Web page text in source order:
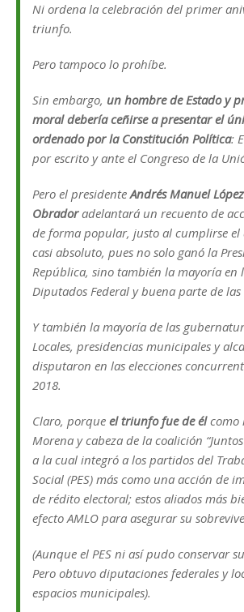
Ni ordena la celebración del primer
triunfo.
Pero tampoco lo prohíbe.
Sin embargo, un hombre de Estado y
moral debería ceñirse a presentar el
ordenado por la Constitución Política:
por escrito y ante el Congreso de la
Pero el presidenteAndrés Manuel López
Obradoradelantará un recuento de
de forma popular, justo al cumplirse
casi absoluto, pues no solo ganó la
República, sino también la mayoría en
Diputados Federal y buena parte de las
Y también la mayoría de las
Locales, presidencias municipales y
disputaron en las elecciones
2018.
Claro, porque el triunfo fue de élcomo
Morena y cabeza de la coalición
a la cual integró a los partidos del
Social (PES) más como una acción de
de rédito electoral; estos aliados más
efecto AMLO para asegurar su
(Aunque el PES ni así pudo conservar
Pero obtuvo diputaciones federales y
espacios municipales).